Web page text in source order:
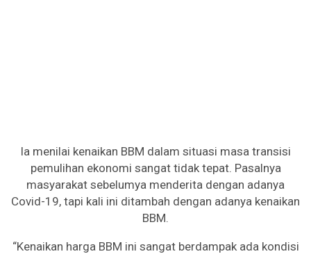
Ia menilai kenaikan BBM dalam situasi masa transisi
pemulihan ekonomi sangat tidak tepat. Pasalnya
masyarakat sebelumya menderita dengan adanya
Covid-19, tapi kali ini ditambah dengan adanya kenaikan
BBM.
“Kenaikan harga BBM ini sangat berdampak ada kondisi